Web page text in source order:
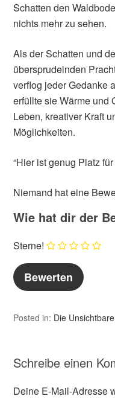
Schatten den
nichts mehr zu sehen.
Als der Schatten und
übersprudelnden
verflog jeder Gedanke
erfüllte sie Wärme und
Leben, kreativer Kraft
Möglichkeiten.
“Hier ist genug Platz
Niemand hat eine
Wie hat dir der
Sterne!
Posted in: Die
Schreibe einen
Deine E-Mail-Adresse